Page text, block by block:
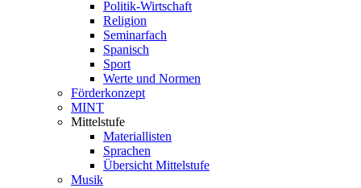
Politik-Wirtschaft
Religion
Seminarfach
Spanisch
Sport
Werte und Normen
Förderkonzept
MINT
Mittelstufe
Materiallisten
Sprachen
Übersicht Mittelstufe
Musik